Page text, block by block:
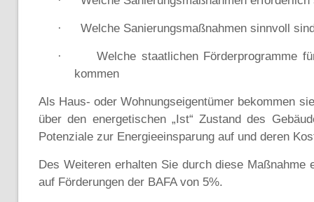
· Welche Sanierungsmaßnahmen sinnvoll
·
Welche staatlichen Förderprogramme
kommen
Als Haus- oder Wohnungseigentümer bekommen
über den energetischen „Ist“ Zustand des
Potenziale zur Energieeinsparung auf und deren
Des Weiteren erhalten Sie durch diese Maßnahme
auf Förderungen der BAFA von 5%.